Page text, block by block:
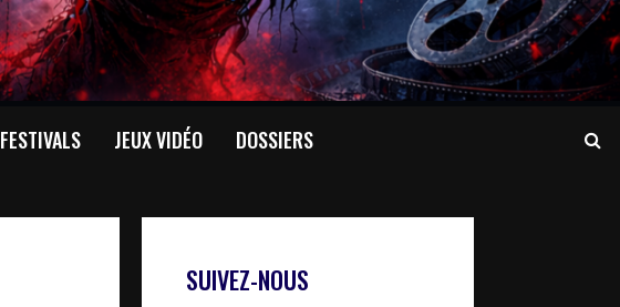
FESTIVALS JEUX VIDÉO DOSSIERS
SUIVEZ-NOUS